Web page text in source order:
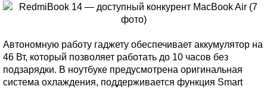
Автономную работу гаджету обеспечивает аккумулятор на
46 Вт, который позволяет работать до 10 часов без
подзарядки. В ноутбуке предусмотрена оригинальная
система охлаждения, поддерживается функция Smart